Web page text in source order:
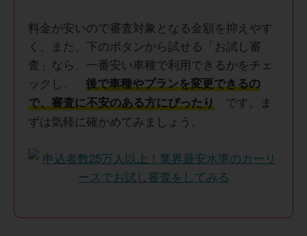
料金が安いので審査対象となる金額を抑えやす
く、また、下のボタンから試せる「お試し審
査」なら、一番安い車種で利用できるかをチェ
ックし、
後で車種やプランを変更できるの
で、審査に不安のある方にぴったり
です。ま
ずは気軽に確かめてみましょう。